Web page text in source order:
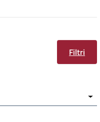
Filtri